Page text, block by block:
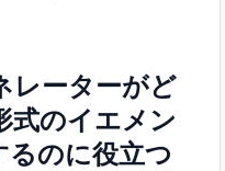
レーターがど
式のイエメン
るのに役立つ